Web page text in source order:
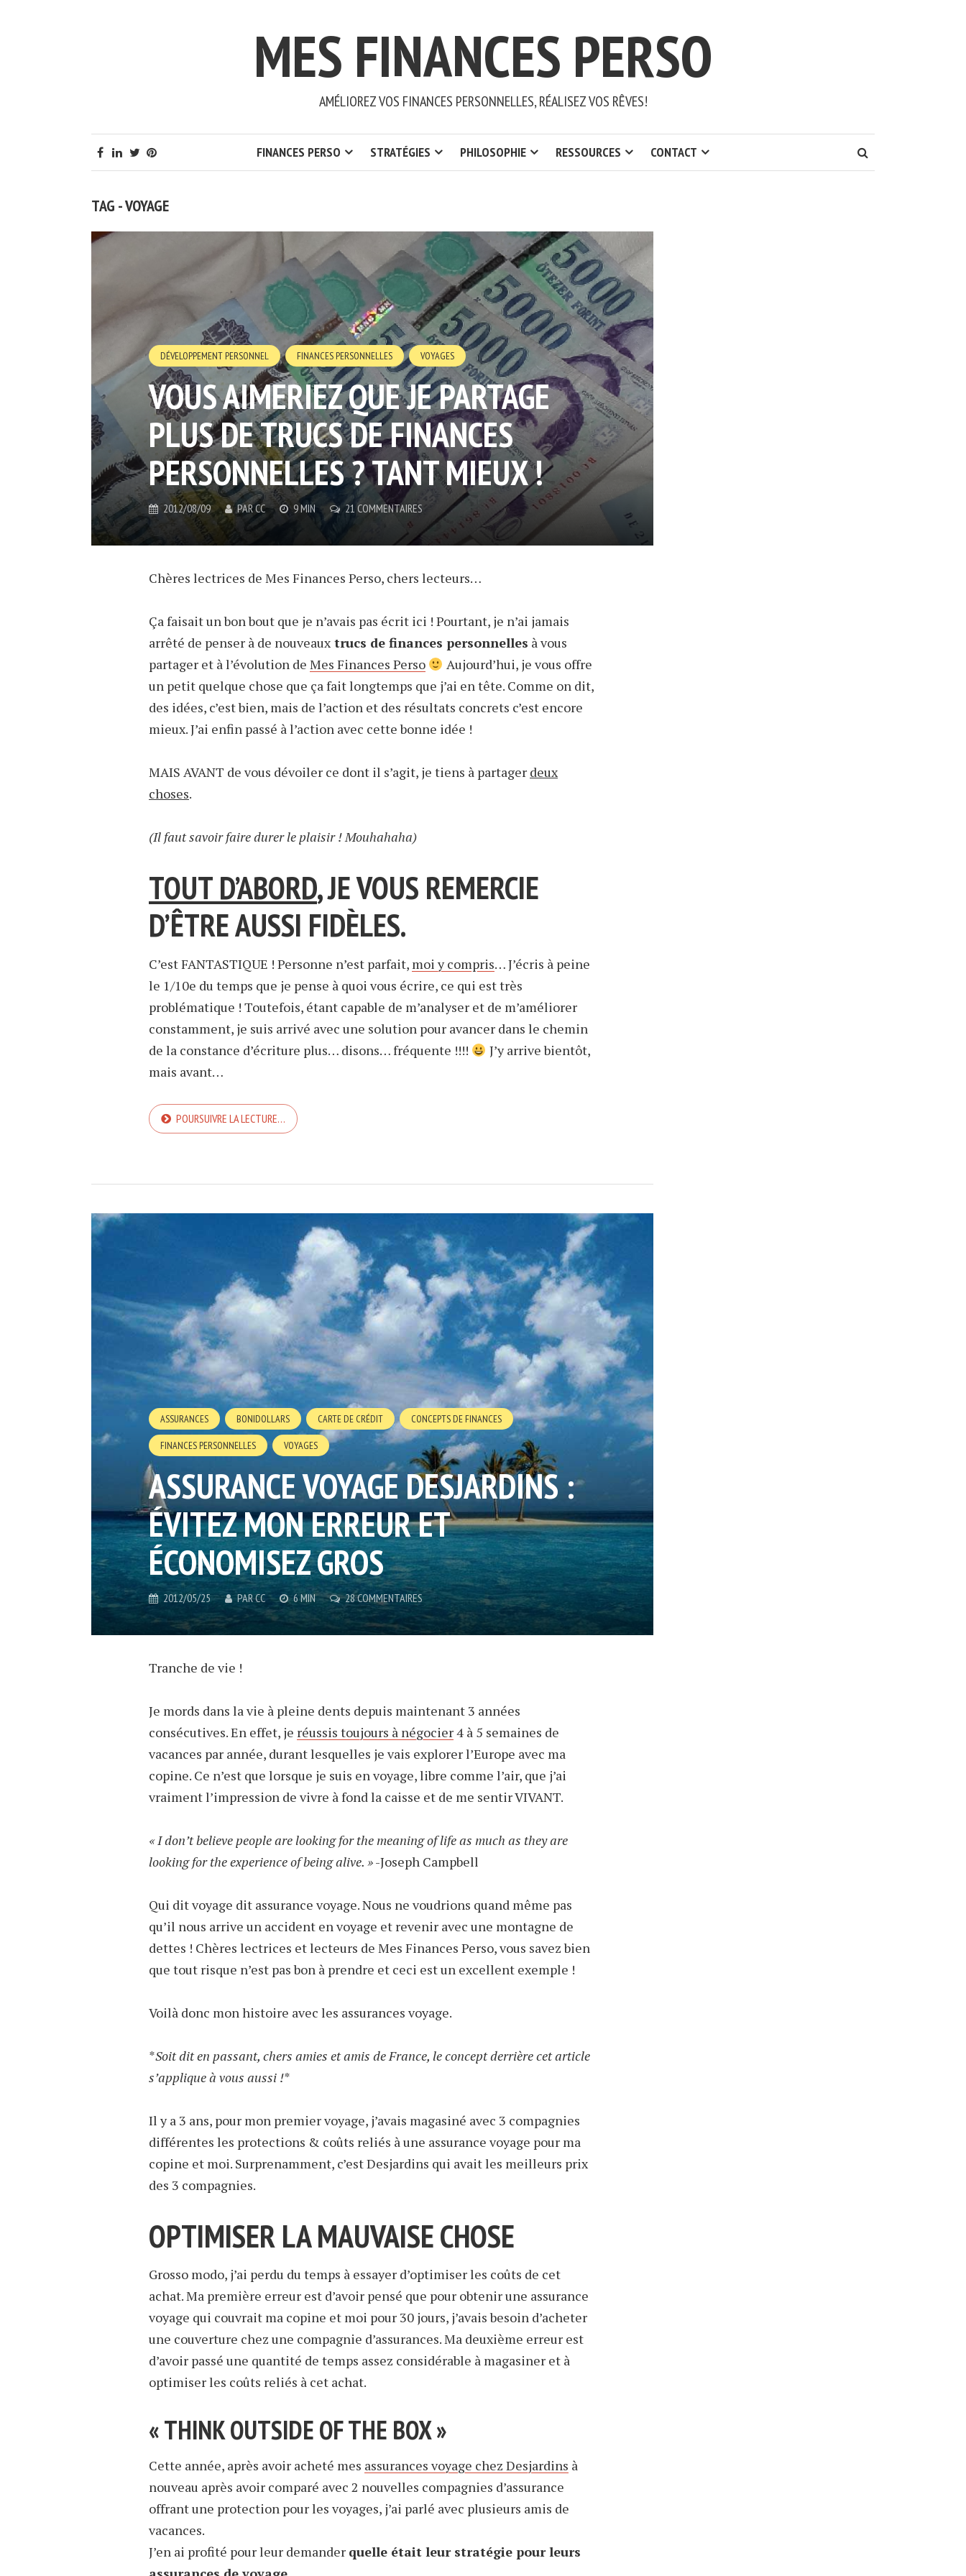
MES FINANCES PERSO
AMÉLIOREZ VOS FINANCES PERSONNELLES, RÉALISEZ VOS RÊVES!
FINANCES PERSO STRATÉGIES PHILOSOPHIE RESSOURCES CONTACT
TAG - VOYAGE
DÉVELOPPEMENT PERSONNEL FINANCES PERSONNELLES VOYAGES
VOUS AIMERIEZ QUE JE PARTAGE
PLUS DE TRUCS DE FINANCES
PERSONNELLES ? TANT MIEUX !
2012/08/09 PARCC 9 MIN 21 COMMENTAIRES
Chères lectrices de Mes Finances Perso, chers lecteurs…
Ça faisait un bon bout que je n’avais pas écrit ici ! Pourtant, je n’ai jamais
arrêté de penser à de nouveaux trucs de finances personnelles à vous
partager et à l’évolution de Mes Finances Perso
Aujourd’hui, je vous offre
un petit quelque chose que ça fait longtemps que j’ai en tête. Comme on dit,
des idées, c’est bien, mais de l’action et des résultats concrets c’est encore
mieux. J’ai enfin passé à l’action avec cette bonne idée !
MAIS AVANT de vous dévoiler ce dont il s’agit, je tiens à partager deux
choses.
(Il faut savoir faire durer le plaisir ! Mouhahaha)
TOUT D’ABORD, JE VOUS REMERCIE
D’ÊTRE AUSSI FIDÈLES.
C’est FANTASTIQUE ! Personne n’est parfait, moi y compris… J’écris à peine
le 1/10e du temps que je pense à quoi vous écrire, ce qui est très
problématique ! Toutefois, étant capable de m’analyser et de m’améliorer
constamment, je suis arrivé avec une solution pour avancer dans le chemin
de la constance d’écriture plus… disons… fréquente !!!!
J’y arrive bientôt,
mais avant…
POURSUIVRE LA LECTURE…
ASSURANCES BONIDOLLARS CARTE DE CRÉDIT CONCEPTS DE FINANCES
FINANCES PERSONNELLES VOYAGES
ASSURANCE VOYAGE DESJARDINS :
ÉVITEZ MON ERREUR ET
ÉCONOMISEZ GROS
2012/05/25 PARCC 6 MIN 28 COMMENTAIRES
Tranche de vie !
Je mords dans la vie à pleine dents depuis maintenant 3 années
consécutives. En effet, je réussis toujours à négocier4 à 5 semaines de
vacances par année, durant lesquelles je vais explorer l’Europe avec ma
copine. Ce n’est que lorsque je suis en voyage, libre comme l’air, que j’ai
vraiment l’impression de vivre à fond la caisse et de me sentir VIVANT.
« I don’t believe people are looking for the meaning of life as much as they are
looking for the experience of being alive. »-Joseph Campbell
Qui dit voyage dit assurance voyage. Nous ne voudrions quand même pas
qu’il nous arrive un accident en voyage et revenir avec une montagne de
dettes ! Chères lectrices et lecteurs de Mes Finances Perso, vous savez bien
que tout risque n’est pas bon à prendre et ceci est un excellent exemple !
Voilà donc mon histoire avec les assurances voyage.
*Soit dit en passant, chers amies et amis de France, le concept derrière cet article
s’applique à vous aussi !*
Il y a 3 ans, pour mon premier voyage, j’avais magasiné avec 3 compagnies
différentes les protections & coûts reliés à une assurance voyage pour ma
copine et moi. Surprenamment, c’est Desjardins qui avait les meilleurs prix
des 3 compagnies.
OPTIMISER LA MAUVAISE CHOSE
Grosso modo, j’ai perdu du temps à essayer d’optimiser les coûts de cet
achat. Ma première erreur est d’avoir pensé que pour obtenir une assurance
voyage qui couvrait ma copine et moi pour 30 jours, j’avais besoin d’acheter
une couverture chez une compagnie d’assurances. Ma deuxième erreur est
d’avoir passé une quantité de temps assez considérable à magasiner et à
optimiser les coûts reliés à cet achat.
« THINK OUTSIDE OF THE BOX »
Cette année, après avoir acheté mes assurances voyage chez Desjardins à
nouveau après avoir comparé avec 2 nouvelles compagnies d’assurance
offrant une protection pour les voyages, j’ai parlé avec plusieurs amis de
vacances.
J’en ai profité pour leur demander quelle était leur stratégie pour leurs